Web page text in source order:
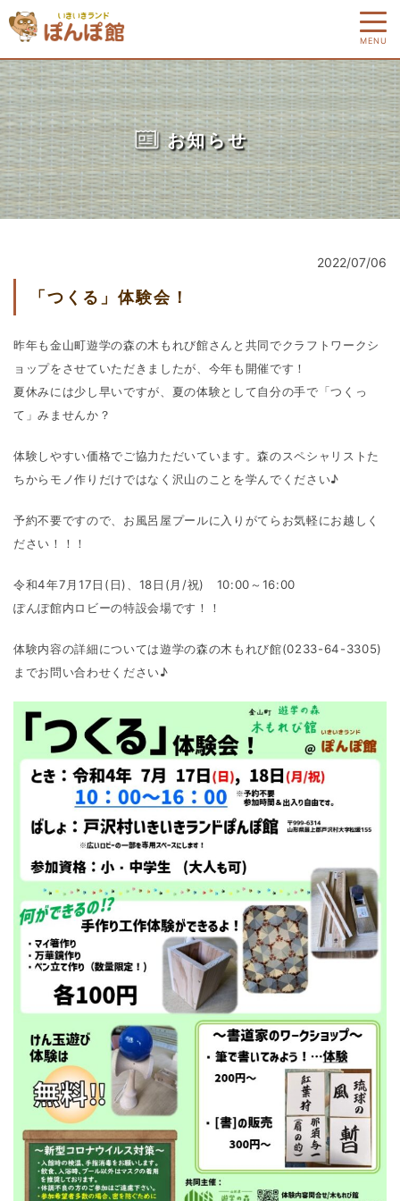
MENU
お知らせ
2022/07/06
「つくる」体験会！
昨年も金山町遊学の森の木もれび館さんと共同でクラフトワークシ
ョップをさせていただきましたが、今年も開催です！
夏休みには少し早いですが、夏の体験として自分の手で「つくっ
て」みませんか？
体験しやすい価格でご協力ただいています。森のスペシャリストた
ちからモノ作りだけではなく沢山のことを学んでください♪
予約不要ですので、お風呂屋プールに入りがてらお気軽にお越しく
ださい！！！
令和4年7月17日(日)、18日(月/祝) 10:00～16:00
ぽんぽ館内ロビーの特設会場です！！
体験内容の詳細については遊学の森の木もれび館(0233-64-3305)
までお問い合わせください♪